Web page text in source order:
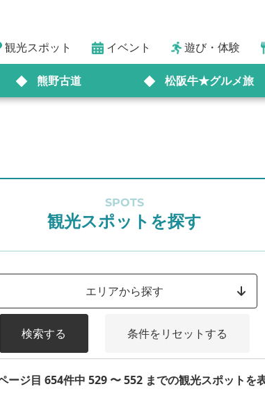
観光スポット イベント 遊び・体験
熊野古道 松阪牛★グルメ旅
SPOTS
観光スポットを探す
エリアから探す
検索する 条件をリセットする
ージ目 654件中 529 〜 552 までの観光スポットを